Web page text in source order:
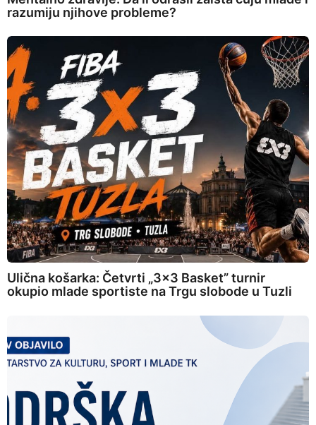
razumiju njihove probleme?
Ulična košarka: Četvrti „3×3 Basket” turnir
okupio mlade sportiste na Trgu slobode u Tuzli